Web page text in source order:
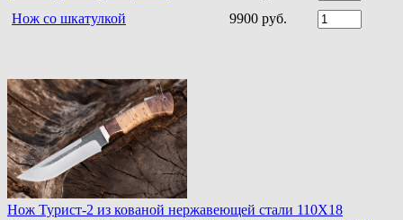
Нож со шкатулкой
9900 руб.
Нож Турист-2 из кованой нержавеющей стали 110Х18